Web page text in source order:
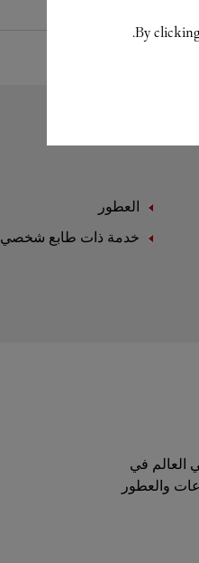
العطور
خدمة ذات طابع شخصي
في العالم في
والعطور
By